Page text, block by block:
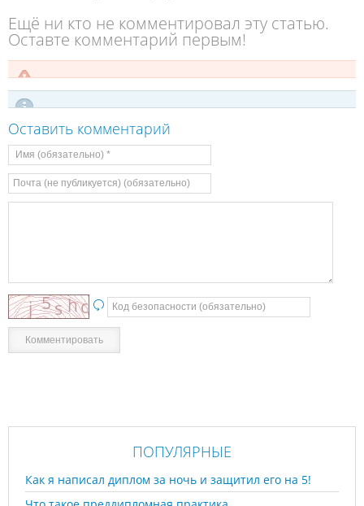
Ещё ни кто не комментировал эту статью.
Оставте комментарий первым!
Оставить комментарий
ПОПУЛЯРНЫЕ
Как я написал диплом за ночь и защитил его на 5!